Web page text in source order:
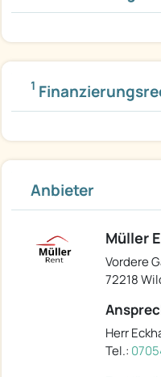
1
Anbieter
Müller
Vordere
72218
Herr
Tel.: